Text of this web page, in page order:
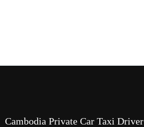
Cambodia Private Car Taxi Driver